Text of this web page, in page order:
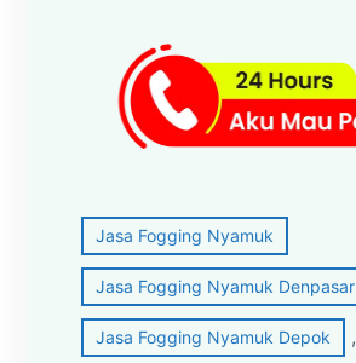
Jasa Fogging Nyamuk
Jasa Fogging Nyamuk Denpasar
Jasa Fogging Nyamuk Depok ,